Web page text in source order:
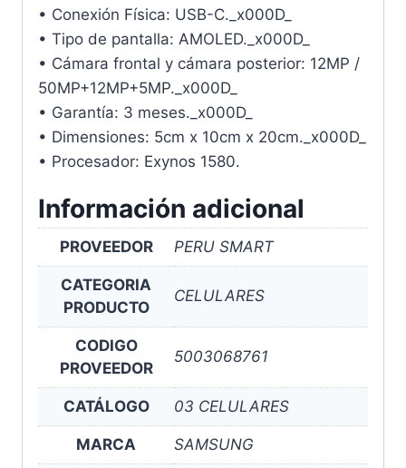
• Conexión Física: USB-C._x000D_
• Tipo de pantalla: AMOLED._x000D_
• Cámara frontal y cámara posterior: 12MP /
50MP+12MP+5MP._x000D_
• Garantía: 3 meses._x000D_
• Dimensiones: 5cm x 10cm x 20cm._x000D_
• Procesador: Exynos 1580.
Información adicional
PROVEEDOR PERU SMART
CATEGORIA
PRODUCTO
CELULARES
CODIGO
PROVEEDOR
5003068761
CATÁLOGO 03 CELULARES
MARCA SAMSUNG